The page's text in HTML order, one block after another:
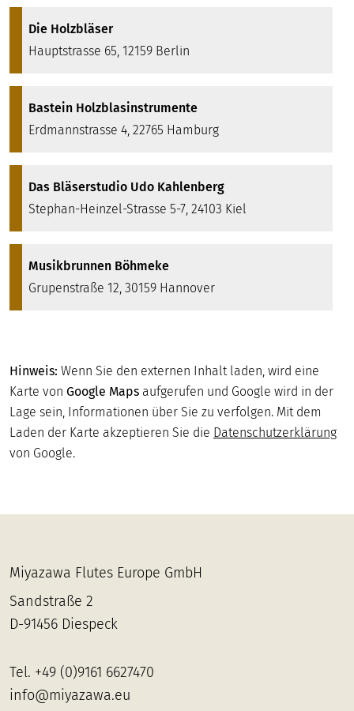
Die Holzbläser
Hauptstrasse 65, 12159 Berlin
Bastein Holzblasinstrumente
Erdmannstrasse 4, 22765 Hamburg
Das Bläserstudio Udo Kahlenberg
Stephan-Heinzel-Strasse 5-7, 24103 Kiel
Musikbrunnen Böhmeke
Grupenstraße 12, 30159 Hannover
Dammstrasse 39, 33332 Gütersloh
Holzblasinstrumente Jäger
Bahrendorfer Strasse 2a, 39112 Magdeburg
Flutissimo
Meindorfer Strasse 174, 53757 Sankt Augustin
Saarstrasse 34, 54290 Trier
Hinweis: Wenn Sie den externen Inhalt laden, wird eine
Karte von Google Maps aufgerufen und Google wird in der
Lage sein, Informationen über Sie zu verfolgen. Mit dem
Laden der Karte akzeptieren Sie die Datenschutzerklärung
von Google.
Miyazawa Flutes Europe GmbH
Sandstraße 2
D-91456 Diespeck
Tel. +49 (0)9161 6627470
info@miyazawa.eu